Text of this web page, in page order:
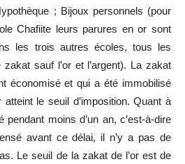
; Bijoux personnels (pour
Chafiite leurs parures en or sont
les trois autres écoles, tous les
sauf l’or et l’argent). La zakat
économisé et qui a été immobilisé
le seuil d’imposition. Quant à
pendant moins d’un an, c’est-à-dire
avant ce délai, il n’y a pas de
Le seuil de la zakat de l’or est de